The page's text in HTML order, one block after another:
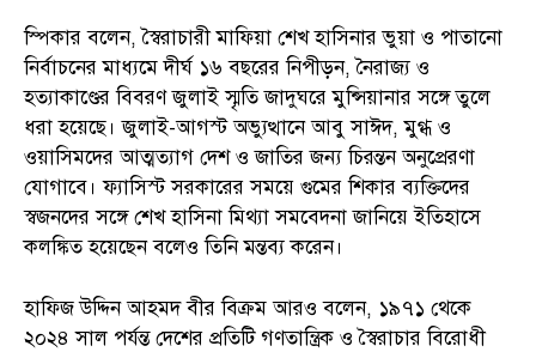
স্পিকার বলেন, স্বৈরাচারী মাফিয়া শেখ হাসিনার ভুয়া ও পাতানো
নির্বাচনের মাধ্যমে দীর্ঘ ১৬ বছরের নিপীড়ন, নৈরাজ্য ও
হত্যাকাণ্ডের বিবরণ জুলাই স্মৃতি জাদুঘরে মুন্সিয়ানার সঙ্গে তুলে
ধরা হয়েছে। জুলাই-আগস্ট অভ্যুত্থানে আবু সাঈদ, মুগ্ধ ও
ওয়াসিমদের আত্মত্যাগ দেশ ও জাতির জন্য চিরন্তন অনুপ্রেরণা
যোগাবে। ফ্যাসিস্ট সরকারের সময়ে গুমের শিকার ব্যক্তিদের
স্বজনদের সঙ্গে শেখ হাসিনা মিথ্যা সমবেদনা জানিয়ে ইতিহাসে
কলঙ্কিত হয়েছেন বলেও তিনি মন্তব্য করেন।
হাফিজ উদ্দিন আহমদ বীর বিক্রম আরও বলেন, ১৯৭১ থেকে
২০২৪ সাল পর্যন্ত দেশের প্রতিটি গণতান্ত্রিক ও স্বৈরাচার বিরোধী